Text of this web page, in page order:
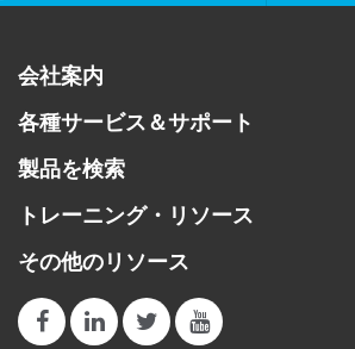
会社案内
各種サービス＆サポート
製品を検索
トレーニング・リソース
その他のリソース